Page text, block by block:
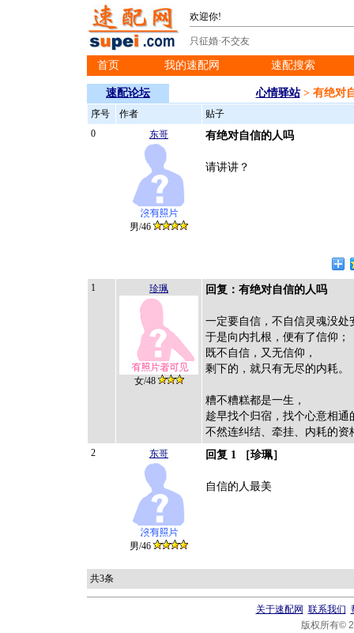
欢迎你!
只征婚·不交友
首页 我的速配网 速配搜索
速配论坛 心情驿站> 有绝对
序号 作者
贴子
0
东哥
男/46
有绝对自信的人吗
请讲讲？
1 珍珮
女/48
回复：有绝对自信的人吗
一定要自信，不自信灵魂没处
于是向内扎根，便有了信仰；
既不自信，又无信仰，
剩下的，就只有无尽的内耗。
糟不糟糕都是一生，
趁早找个归宿，找个心意相通
不然连纠结、牵挂、内耗的
2 东哥
男/46
回复 1 ［珍珮］
自信的人最美
共3条
关于速配网 联系我们
版权所有©